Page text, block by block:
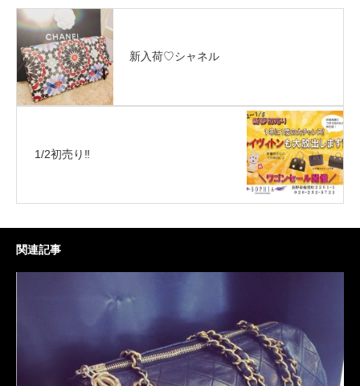
新入荷♡シャネル
1/2初売り‼
関連記事